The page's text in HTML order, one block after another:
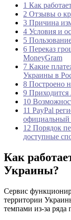
1 Как
2 Отзывы о
3 Причина
4 Условия и
5
6 Переказ
MoneyGram
7 Какие
Украины в
8 Построено
9 Приходится
10
11 PayPal
официальный
12 Порядок
доступные
Как
Украины?
Сервис
территории
темпами из-за ряда